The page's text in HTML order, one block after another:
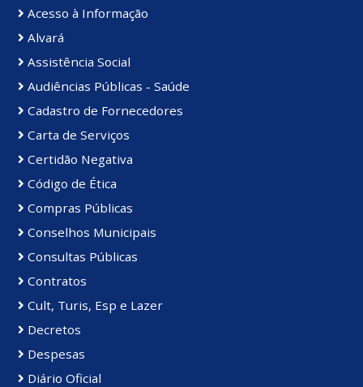
Acesso à Informação
Alvará
Assistência Social
Audiências Públicas - Saúde
Cadastro de Fornecedores
Carta de Serviços
Certidão Negativa
Código de Ética
Compras Públicas
Conselhos Municipais
Consultas Públicas
Contratos
Cult, Turis, Esp e Lazer
Decretos
Despesas
Diário Oficial